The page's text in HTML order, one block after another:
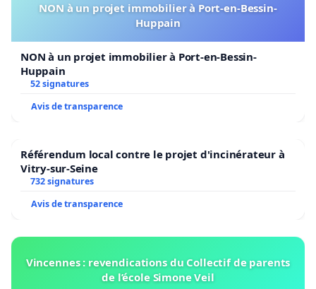
NON à un projet immobilier à Port-en-Bessin-
Huppain
NON à un projet immobilier à Port-en-Bessin-
Huppain
52 signatures
Avis de transparence
Référendum local contre le projet d'incinérateur à
Vitry-sur-Seine
732 signatures
Avis de transparence
Vincennes : revendications du Collectif de parents
de l’école Simone Veil